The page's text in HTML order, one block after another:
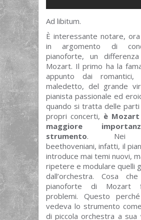
Ad libitum.
È interessante notare,
in argomento di
pianoforte, un
Mozart. Il primo ha la
appunto dai romantici,
maledetto, del grande
pianista passionale ed
quando si tratta delle
propri concerti, è
maggiore
strumento. Nei
beethoveniani, infatti, il
introduce mai temi nuovi,
ripetere e modulare quelli
dall’orchestra. Cosa
pianoforte di Mozart
problemi. Questo
vedeva lo strumento
di piccola orchestra a